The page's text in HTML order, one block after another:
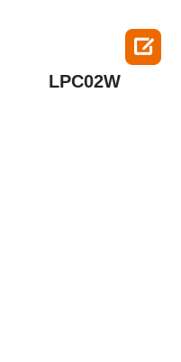
LPC02W
